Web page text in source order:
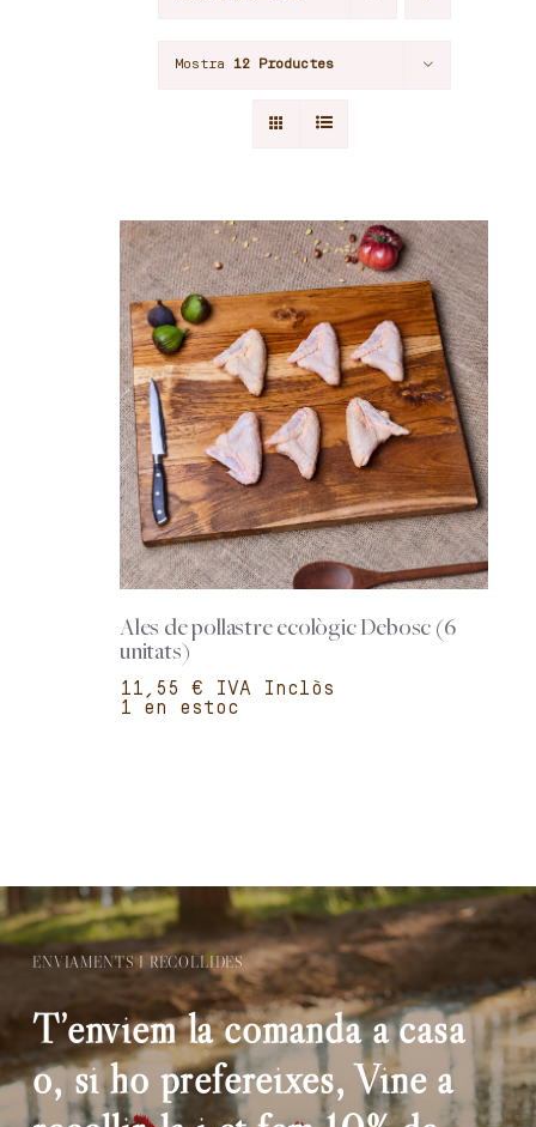
Mostra 12 Productes
Ales de pollastre ecològic Debosc (6
unitats)
€
1 en estoc
ENVIAMENTS I RECOLLIDES
T’enviem la comanda a casa
o, si ho prefereixes, Vine a